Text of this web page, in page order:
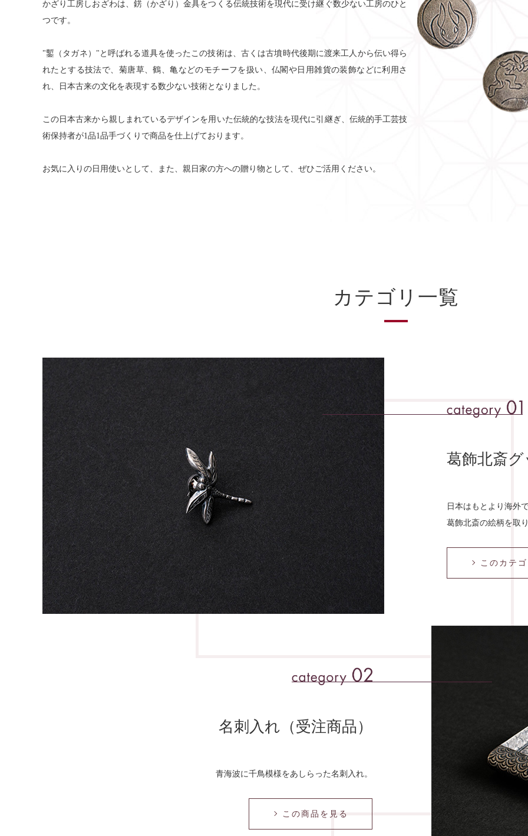
かざり⼯房しおざわは、錺（かざり）⾦具をつくる伝統技術を現代に受け継ぐ数少ない⼯房のひと
つです。
"鏨（タガネ）"と呼ばれる道具を使ったこの技術は、古くは古墳時代後期に渡来⼯⼈から伝い得ら
れたとする技法で、菊唐草、鶴、⻲などのモチーフを扱い、仏閣や⽇⽤雑貨の装飾などに利⽤さ
れ、⽇本古来の⽂化を表現する数少ない技術となりました。
この⽇本古来から親しまれているデザインを⽤いた伝統的な技法を現代に引継ぎ、伝統的⼿⼯芸技
術保持者が1品1品⼿づくりで商品を仕上げております。
お気に⼊りの⽇⽤使いとして、また、親⽇家の⽅への贈り物として、ぜひご活⽤ください。
カテゴリ一覧
葛飾北斎
⽇本はもとより海外
葛飾北斎の絵柄を取
このカテ
名刺⼊れ（受注商品）
⻘海波に千⿃模様をあしらった名刺⼊れ。
この商品を⾒る